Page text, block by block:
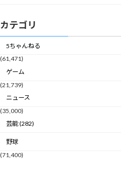
カテゴリ
5ちゃんねる
(61,471)
ゲーム
(21,739)
ニュース
(35,000)
芸能 (282)
野球
(71,400)